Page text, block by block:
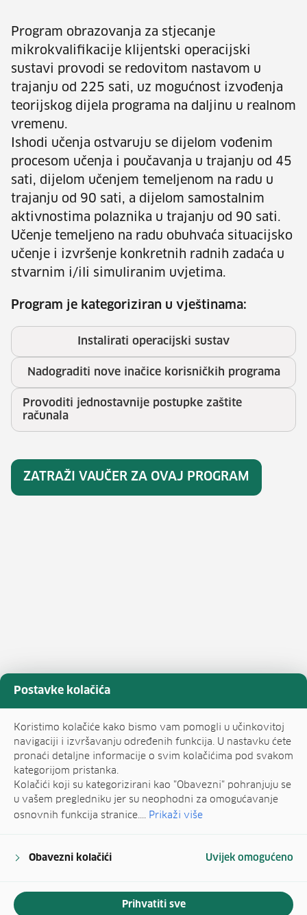
Postavke kolačića
Koristimo kolačiće kako bismo vam pomogli u učinkovitoj
navigaciji i izvršavanju određenih funkcija. U nastavku ćete
pronaći detaljne informacije o svim kolačićima pod svakom
kategorijom pristanka.
Kolačići koji su kategorizirani kao "Obavezni" pohranjuju se
u vašem pregledniku jer su neophodni za omogućavanje
osnovnih funkcija stranice.... Prikaži više
Obavezni kolačići Uvijek omogućeno
Prihvatiti sve
Program obrazovanja za stjecanje
mikrokvalifikacije klijentski operacijski
sustavi provodi se redovitom nastavom u
trajanju od 225 sati, uz mogućnost izvođenja
teorijskog dijela programa na daljinu u realnom
vremenu.
Ishodi učenja ostvaruju se dijelom vođenim
procesom učenja i poučavanja u trajanju od 45
sati, dijelom učenjem temeljenom na radu u
trajanju od 90 sati, a dijelom samostalnim
aktivnostima polaznika u trajanju od 90 sati.
Učenje temeljeno na radu obuhvaća situacijsko
učenje i izvršenje konkretnih radnih zadaća u
stvarnim i/ili simuliranim uvjetima.
Program je kategoriziran u vještinama:
Instalirati operacijski sustav
Nadograditi nove inačice korisničkih programa
Provoditi jednostavnije postupke zaštite
računala
ZATRAŽI VAUČER ZA OVAJ PROGRAM